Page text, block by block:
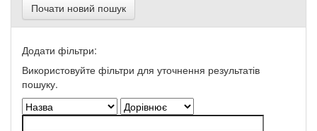
Почати новий пошук
Додати фільтри:
Використовуйте фільтри для уточнення результатів
пошуку.